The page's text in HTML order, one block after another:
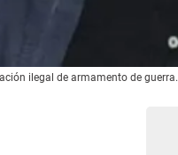
ilegal de armamento de guerra.